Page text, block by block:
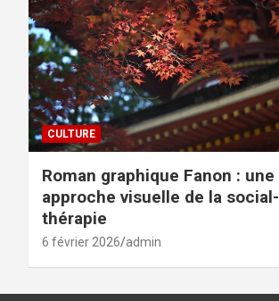
CULTURE
Roman graphique Fanon : une
approche visuelle de la social-
thérapie
6 février 2026 admin